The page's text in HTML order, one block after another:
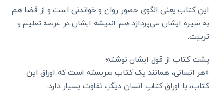
این کتاب یعنی الگوی حضور روان و خواندنی است و از قضا هم
به سیره ایشان می‌پردازد هم اندیشه ایشان در عرصه تعلیم و
تربیت.
پشت کتاب از قول ایشان نوشته؛
«هر انسانی، همانند یک کتاب سربسته است که اوراق این
کتاب، با اوراق کتابِ انسان دیگر، تفاوت بسیار دارد.